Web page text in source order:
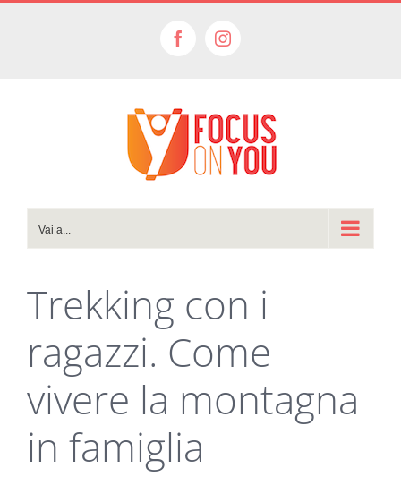
FacebookInstagram
Vai a...
Trekking con i
ragazzi. Come
vivere la montagna
in famiglia